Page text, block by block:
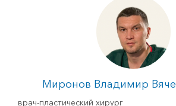
Миронов Владимир
врач-пластический хирург